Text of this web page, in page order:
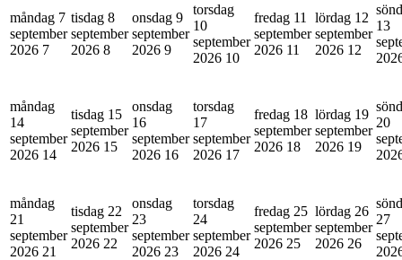
måndag 7
september
2026 7
tisdag 8
september
2026 8
onsdag 9
september
2026 9
torsdag
10
september
2026 10
fredag 11
september
2026 11
lördag 12
september
2026 12
13
måndag
14
september
2026 14
tisdag 15
september
2026 15
onsdag
16
september
2026 16
torsdag
17
september
2026 17
fredag 18
september
2026 18
lördag 19
september
2026 19
20
måndag
21
september
2026 21
tisdag 22
september
2026 22
onsdag
23
september
2026 23
torsdag
24
september
2026 24
fredag 25
september
2026 25
lördag 26
september
2026 26
27